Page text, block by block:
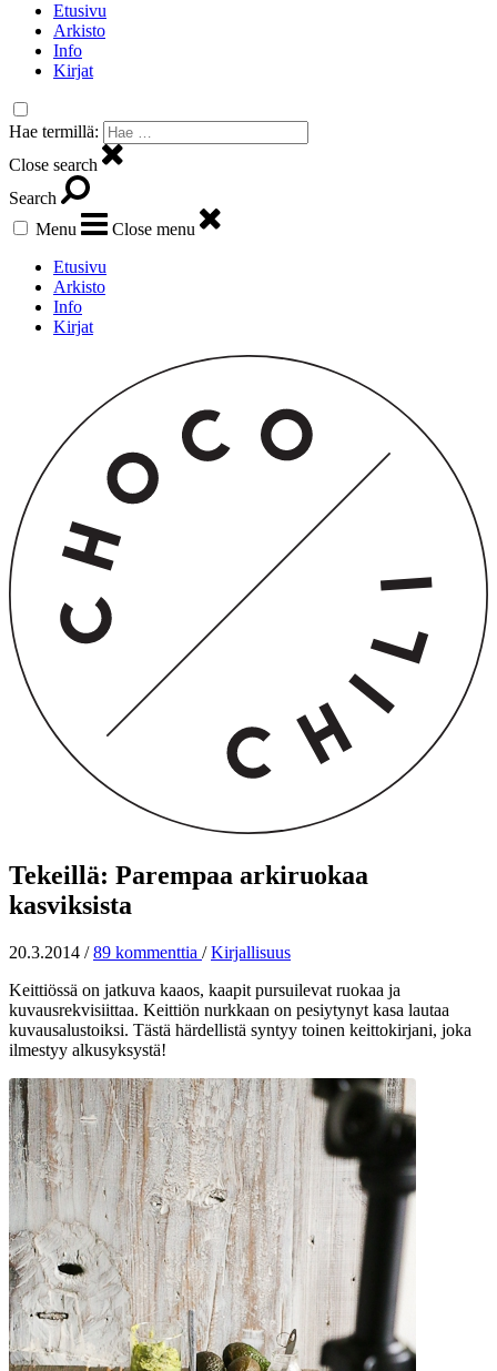
Etusivu
Arkisto
Info
Kirjat
Hae termillä:
Close search
Search
Menu
Close menu
Etusivu
Arkisto
Info
Kirjat
Tekeillä: Parempaa arkiruokaa
kasviksista
20.3.2014 / 89 kommenttia / Kirjallisuus
Keittiössä on jatkuva kaaos, kaapit pursuilevat ruokaa ja
kuvausrekvisiittaa. Keittiön nurkkaan on pesiytynyt kasa lautaa
kuvausalustoiksi. Tästä härdellistä syntyy toinen keittokirjani, joka
ilmestyy alkusyksystä!